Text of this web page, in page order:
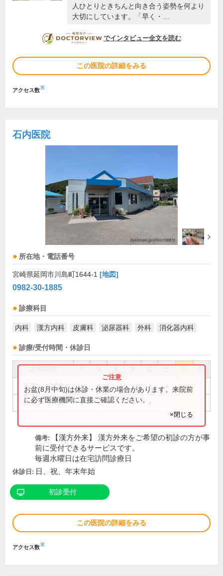
人ひとりときちんと向き合う姿勢を何より
大切にしています。「早く・…
DOCTORVIEW
でインタビュー全文を読む
この医院の詳細をみる
アクセス数※
石内医院
所在地・電話番号
宮崎県延岡市川島町1644-1 [地図]
0982-30-1885
診療科目
内科 漢方内科 皮膚科 泌尿器科 外科 消化器内科
診療/受付時間・休診日
祝
8:30～12:00 ● ● ● ●
14:00～17:30 ● ● ●
お盆(8月中旬)は休診・休業の場合があります。来院前
に必ず医療機関に直接ご確認ください。
×閉じる
備考:
【漢方外来】 漢方外来をご希望の初診の方が事
前に受付できるサービスです。
毎週水曜日は在宅訪問診療日
休診日: 日、祝、年末年始
初診受付
この医院の詳細をみる
アクセス数※